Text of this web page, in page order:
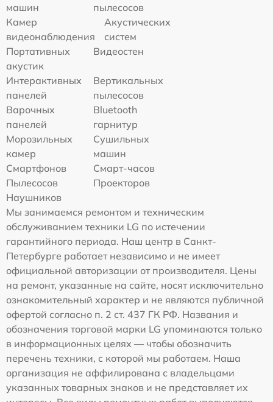
машин
пылесосов
Камер
видеонаблюдения
Акустических
систем
Портативных
акустик
Видеостен
Интерактивных
панелей
Вертикальных
пылесосов
Варочных
панелей
Bluetooth
гарнитур
Морозильных
камер
Сушильных
машин
Смартфонов
Смарт-часов
Пылесосов
Проекторов
Наушников
Мы занимаемся ремонтом и техническим
обслуживанием техники LG по истечении
гарантийного периода. Наш центр в Санкт-
Петербурге работает независимо и не имеет
официальной авторизации от производителя. Цены
на ремонт, указанные на сайте, носят исключительно
ознакомительный характер и не являются публичной
офертой согласно п. 2 ст. 437 ГК РФ. Названия и
обозначения торговой марки LG упоминаются только
в информационных целях — чтобы обозначить
перечень техники, с которой мы работаем. Наша
организация не аффилирована с владельцами
указанных товарных знаков и не представляет их